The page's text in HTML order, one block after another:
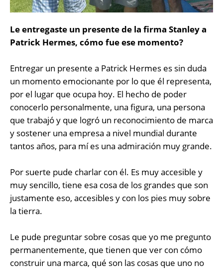
Le entregaste un presente de la firma Stanley a
Patrick Hermes, cómo fue ese momento?
Entregar un presente a Patrick Hermes es sin duda
un momento emocionante por lo que él representa,
por el lugar que ocupa hoy. El hecho de poder
conocerlo personalmente, una figura, una persona
que trabajó y que logró un reconocimiento de marca
y sostener una empresa a nivel mundial durante
tantos años, para mí es una admiración muy grande.
Por suerte pude charlar con él. Es muy accesible y
muy sencillo, tiene esa cosa de los grandes que son
justamente eso, accesibles y con los pies muy sobre
la tierra.
Le pude preguntar sobre cosas que yo me pregunto
permanentemente, que tienen que ver con cómo
construir una marca, qué son las cosas que uno no